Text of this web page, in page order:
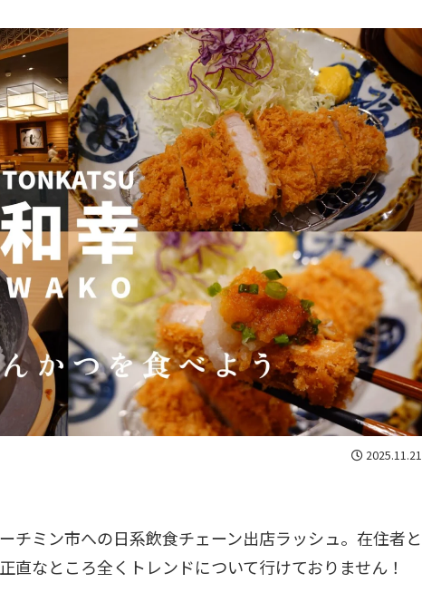
2025.11.21
チミン市への日系飲食チェーン出店ラッシュ。在住者と
直なところ全くトレンドについて行けておりません！